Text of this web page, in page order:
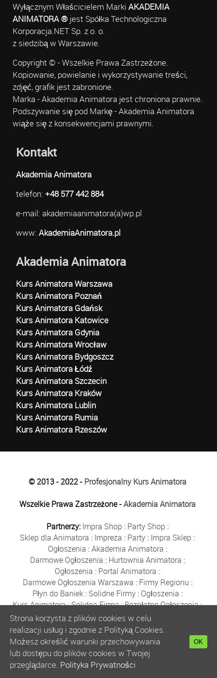
Wyłącznym Właścicielem Marki AKADEMIA
ANIMATORA ®jest Spółka Technologiczna
Korporacja.NET Sp. z o. o.
z siedzibą w Warszawie.
Copyright © - Wszelkie Prawa Zastrzeżone.
Kopiowanie, powielanie i wykorzystywanie treści,
zdjęć, grafik jest zabronione.
Marka - Akademia Animatora jest chroniona prawnie.
Podszywanie się pod Markę - Akademia Animatora
wiąże się z konsekwencjami prawnymi.
Kontakt
Akademia Animatora
telefon: +48 577 442 884
e-mail: akademiaanimatora(a)wp.pl
www: AkademiaAnimatora.pl
Akademia Animatora
Kurs Animatora Warszawa
Kurs Animatora Poznań
Kurs Animatora Gdańsk
Kurs Animatora Katowice
Kurs Animatora Gdynia
Kurs Animatora Wrocław
Kurs Animatora Bydgoszcz
Kurs Animatora Łódź
Kurs Animatora Szczecin
Kurs Animatora Kraków
Kurs Animatora Lublin
Kurs Animatora Rumia
Kurs Animatora Rzeszów
© 2013 - 2022 - Profesjonalny Kurs Animatora
Wszelkie Prawa Zastrzeżone -Akademia Animatora
Partnerzy: Impra Shop : Party Shop :
Sklep dla Animatora : Impreza : Party : Impra Sklep :
Ogłoszenia :Akademia Animatora :
Darmowe Ogłoszenia : Hurtownia Animatora :
Ogłoszenia : Portal Animatora :
Darmowe Ogłoszenia Warszawa : Firmy Regionu :
Płyn do Baniek: Solidne Firmy: Ogłoszenia :
Kurs Animatora:Solidna Firma:Bezpłatne Ogłoszenia:
Animator Czasu Wolnego:
Bezpłatne Ogłoszenia Warszawa:sklep animatora
Bańki Mydlane:Bezpłatne Ogłoszenia
Szkolenie Animatorów:Kurs Animatora
:
Kurs Animatora Warszawa :Rumia
Kurs Animatora Poznań:
Strona korzysta z plików cookies w celu
realizacji usług i zgodnie z Polityką Cookies.
Możesz określić warunki przechowywania
lub dostępu do plików cookies w Twojej
przeglądarce. Polityka Prywatności
OK